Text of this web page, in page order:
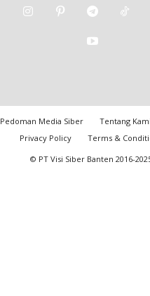
Pedoman Media Siber Tentang Kami
Privacy Policy
Terms &
© PT Visi Siber Banten 2016-